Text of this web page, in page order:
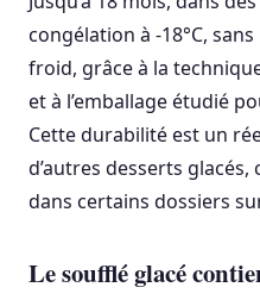
congélation à -18°C,
froid, grâce à la
et à l’emballage étudié
Cette durabilité est un
d’autres desserts
dans certains dossiers
Le soufflé glacé